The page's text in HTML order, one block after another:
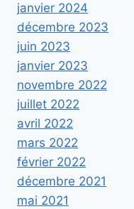
janvier 2024
décembre 2023
juin 2023
janvier 2023
novembre 2022
juillet 2022
avril 2022
mars 2022
février 2022
décembre 2021
mai 2021